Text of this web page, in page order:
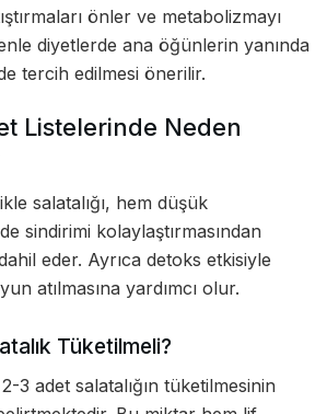
önler ve metabolizmayı
diyetlerde ana öğünlerin yanında
tercih edilmesi önerilir.
Listelerinde Neden
salatalığı, hem düşük
sindirimi kolaylaştırmasından
eder. Ayrıca detoks etkisiyle
atılmasına yardımcı olur.
Tüketilmeli?
3 adet salatalığın tüketilmesinin